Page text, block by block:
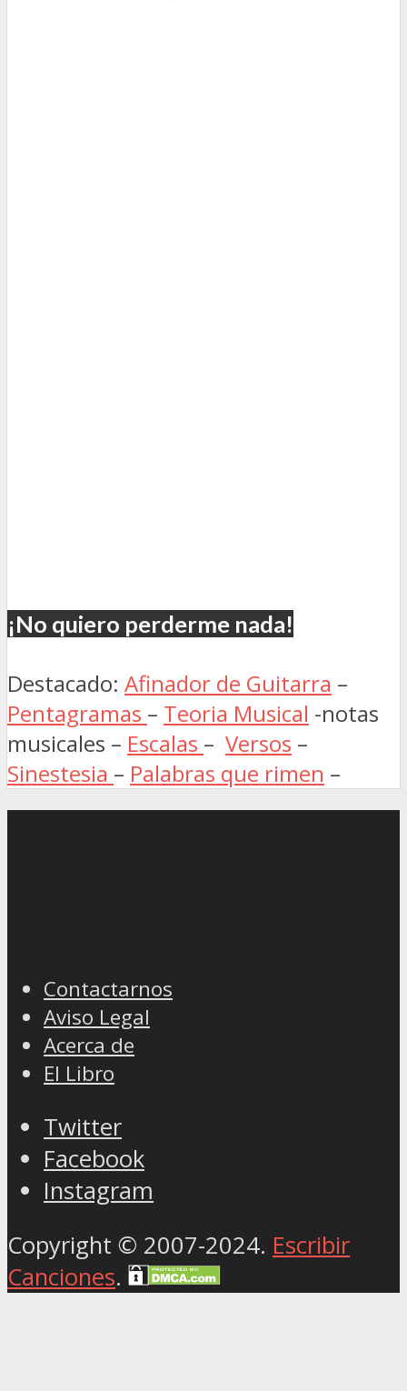
¡No quiero perderme nada!
Destacado: Afinador de Guitarra –
Pentagramas – Teoria Musical -notas
musicales – Escalas – Versos –
Sinestesia – Palabras que rimen –
Contactarnos
Aviso Legal
Acerca de
El Libro
Twitter
Facebook
Instagram
Copyright © 2007-2024. Escribir
Canciones.